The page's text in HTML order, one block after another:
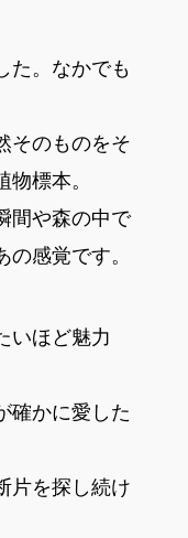
た。なかでも
そのものをそ
標本。
間や森の中で
感覚です。
いほど魅力
確かに愛した
片を探し続け